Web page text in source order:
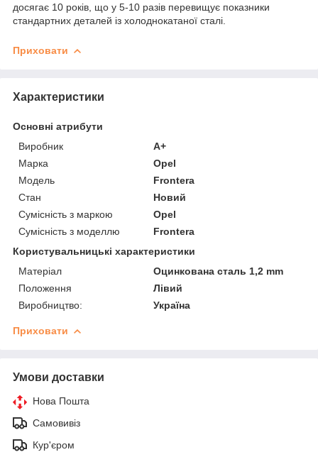
досягає 10 років, що у 5-10 разів перевищує показники
стандартних деталей із холоднокатаної сталі.
Приховати
Характеристики
Основні атрибути
Виробник
A+
Марка
Opel
Модель
Frontera
Стан
Новий
Сумісність з маркою
Opel
Сумісність з моделлю
Frontera
Користувальницькі характеристики
Матеріал
Оцинкована сталь 1,2 mm
Положення
Лівий
Виробництво:
Україна
Приховати
Умови доставки
Нова Пошта
Самовивіз
Кур'єром